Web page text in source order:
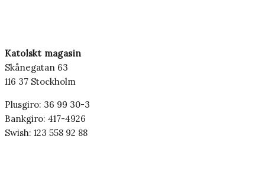
Katolskt magasin
Skånegatan 63
116 37 Stockholm
Plusgiro: 36 99 30-3
Bankgiro: 417-4926
Swish: 123 558 92 88